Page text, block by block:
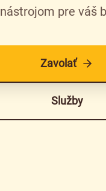
nástrojom pre váš
Zavolať
Služby